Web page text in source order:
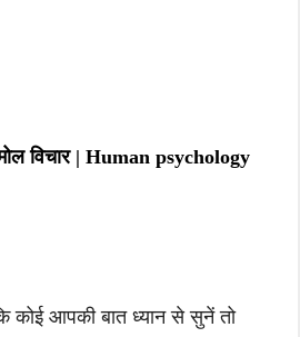
विचार | Human psychology
कोई आपकी बात ध्यान से सुनें तो